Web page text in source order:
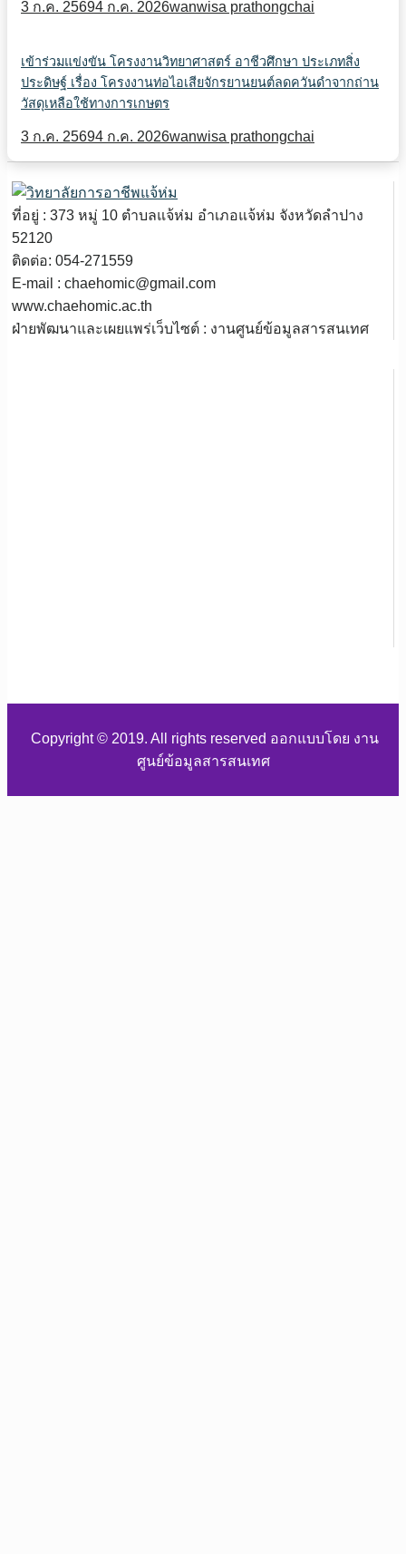
3 ก.ค. 25694 ก.ค. 2026wanwisa prathongchai
เข้าร่วมแข่งขัน โครงงานวิทยาศาสตร์ อาชีวศึกษา ประเภทสิ่ง
ประดิษฐ์ เรื่อง โครงงานท่อไอเสียจักรยานยนต์ลดควันดำจากถ่าน
วัสดุเหลือใช้ทางการเกษตร
3 ก.ค. 25694 ก.ค. 2026wanwisa prathongchai
ที่อยู่ : 373 หมู่ 10 ตำบลแจ้ห่ม อำเภอแจ้ห่ม จังหวัดลำปาง
52120
ติดต่อ: 054-271559
E-mail : chaehomic@gmail.com
www.chaehomic.ac.th
ฝ่ายพัฒนาและเผยแพร่เว็บไซต์ : งานศูนย์ข้อมูลสารสนเทศ
Copyright © 2019. All rights reserved ออกแบบโดย งาน
ศูนย์ข้อมูลสารสนเทศ